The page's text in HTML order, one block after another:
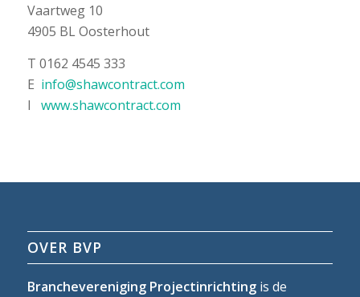
Vaartweg 10
4905 BL Oosterhout
T 0162 4545 333
E info@shawcontract.com
I www.shawcontract.com
OVER BVP
Branchevereniging Projectinrichtingis de